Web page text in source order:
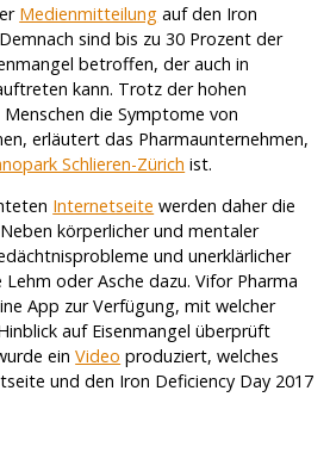
Medienmitteilung auf den Iron
sind bis zu 30 Prozent der
betroffen, der auch in
kann. Trotz der hohen
die Symptome von
erläutert das Pharmaunternehmen,
Schlieren-Zürich ist.
Internetseite werden daher die
körperlicher und mentaler
und unerklärlicher
oder Asche dazu. Vifor Pharma
App zur Verfügung, mit welcher
auf Eisenmangel überprüft
einVideo produziert, welches
und den Iron Deficiency Day 2017